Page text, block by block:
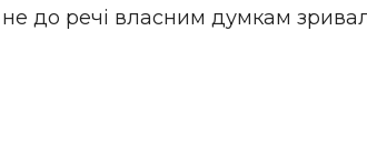
не до речі власним думкам